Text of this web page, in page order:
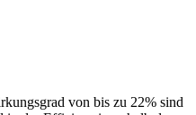
von bis zu 22% sind